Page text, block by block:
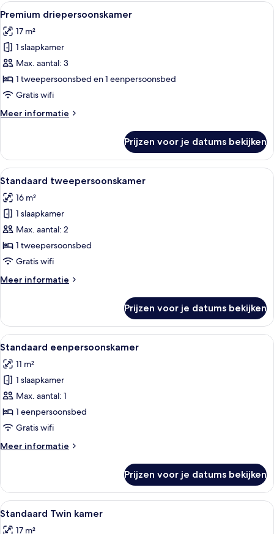
Alle
foto's
voor
Premium
driepersoonskamer
laden
Premium driepersoonskamer | Een
9
Premium driepersoonskamer
17 m²
1 slaapkamer
Max. aantal: 3
1 tweepersoonsbed en 1 eenpersoonsbed
Gratis wifi
Meer informatie
Meer
driepersoonskamer
Prijzen voor je datums bekijken
Alle
foto's
voor
Standaard
tweepersoonskamer
laden
Een hotelkamer met een bed, een
18
Standaard tweepersoonskamer
16 m²
1 slaapkamer
Max. aantal: 2
1 tweepersoonsbed
Gratis wifi
Meer informatie
Meer
tweepersoonskamer
Prijzen voor je datums bekijken
Alle
foto's
voor
Standaard
eenpersoonskamer
laden
Een hotelkamer met een bed, een
13
Standaard eenpersoonskamer
11 m²
1 slaapkamer
Max. aantal: 1
1 eenpersoonsbed
Gratis wifi
Meer informatie
Meer
eenpersoonskamer
Prijzen voor je datums bekijken
Alle
foto's
Een tweepersoonsbed met witte
15
Standaard Twin kamer
17 m²